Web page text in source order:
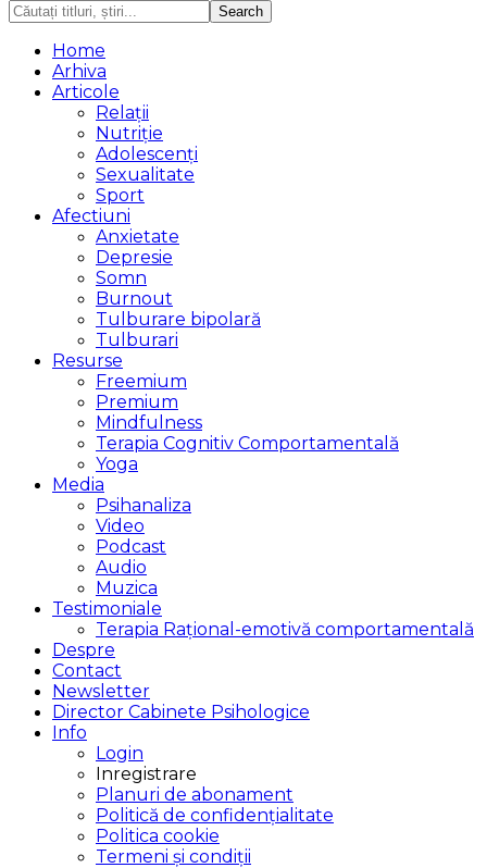
Home
Arhiva
Articole
Relații
Nutriție
Adolescenți
Sexualitate
Sport
Afectiuni
Anxietate
Depresie
Somn
Burnout
Tulburare bipolară
Tulburari
Resurse
Freemium
Premium
Mindfulness
Terapia Cognitiv Comportamentală
Yoga
Media
Psihanaliza
Video
Podcast
Audio
Muzica
Testimoniale
Terapia Rațional-emotivă comportamentală
Despre
Contact
Newsletter
Director Cabinete Psihologice
Info
Login
Inregistrare
Planuri de abonament
Politică de confidențialitate
Politica cookie
Termeni și condiții